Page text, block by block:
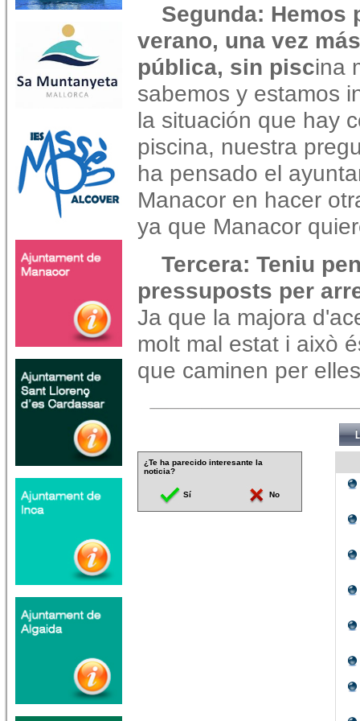
Segunda: Hemos
verano, una vez
pública, sin piscina
sabemos y estamos
la situación que hay
piscina, nuestra
ha pensado el
Manacor en hacer
ya que Manacor
Tercera: Teniu
pressuposts per
Ja que la majora
molt mal estat i això
que caminen per
¿Te ha parecido interesante la
noticia?
Sí No